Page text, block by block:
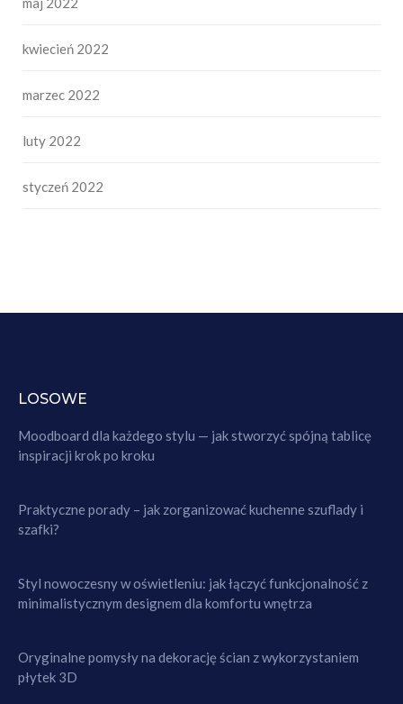
kwiecień 2022
marzec 2022
luty 2022
styczeń 2022
LOSOWE
Moodboard dla każdego stylu — jak stworzyć spójną tablicę
inspiracji krok po kroku
Praktyczne porady – jak zorganizować kuchenne szuflady i
szafki?
Styl nowoczesny w oświetleniu: jak łączyć funkcjonalność z
minimalistycznym designem dla komfortu wnętrza
Oryginalne pomysły na dekorację ścian z wykorzystaniem
płytek 3D